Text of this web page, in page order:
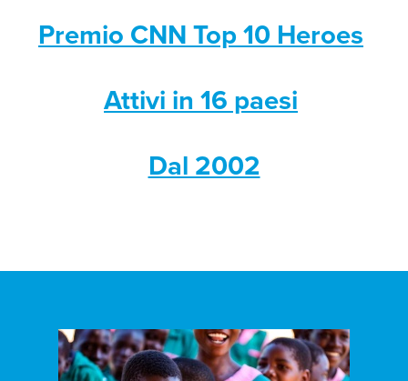
Premio CNN Top 10 Heroes
Attivi in 16 paesi
Dal 2002